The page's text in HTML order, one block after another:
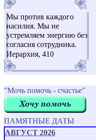
Мы против каждого
насилия. Мы не
устремляем энергию без
согласия сотрудника.
Иерархия, 410
"Мочь помочь - счастье"
ПАМЯТНЫЕ ДАТЫ
АВГУСТ 2026